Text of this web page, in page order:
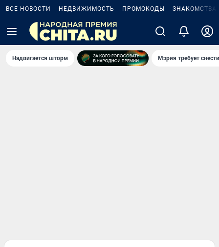
ВСЕ НОВОСТИ НЕДВИЖИМОСТЬ ПРОМОКОДЫ ЗНАКОМСТВА
Надвигается шторм Мэрия требует